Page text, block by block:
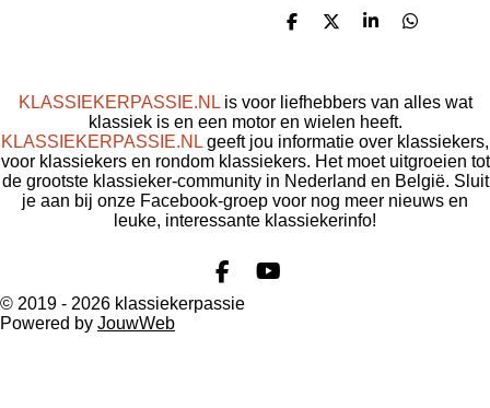
D
n
D
S
e
D
n
KLASSIEKERPASSIE.NLis voor liefhebbers van alles wat
klassiek is en een motor en wielen heeft.
KLASSIEKERPASSIE.NL geeft jou informatie over klassiekers,
voor klassiekers en rondom klassiekers. Het moet uitgroeien tot
de grootste klassieker-community in Nederland en België. Sluit
je aan bij onze Facebook-groep voor nog meer nieuws en
leuke, interessante klassiekerinfo!
F
a
Y
© 2019 - 2026 klassiekerpassie
Powered by JouwWeb